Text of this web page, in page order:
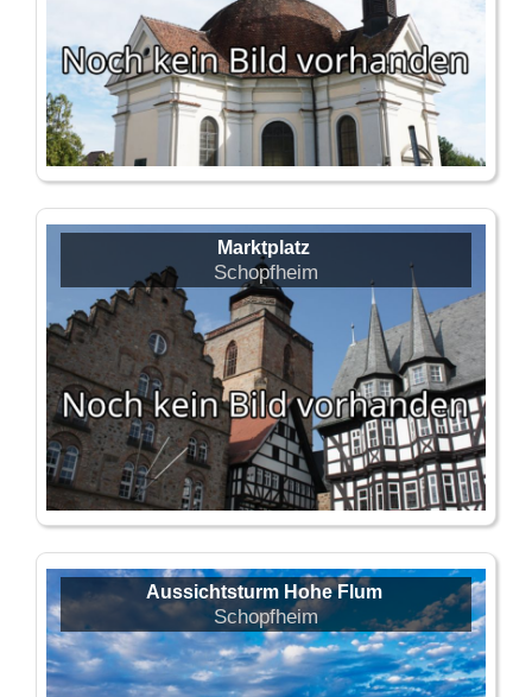
Marktplatz
Schopfheim
Aussichtsturm Hohe Flum
Schopfheim